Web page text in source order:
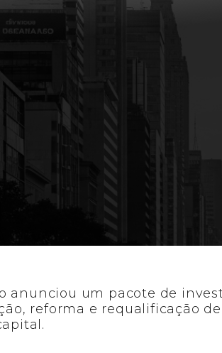
anunciou um pacote de
reforma e requalificação